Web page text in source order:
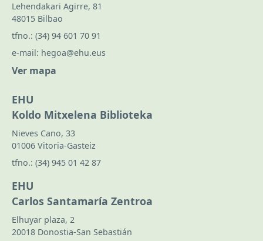
Lehendakari Agirre, 81
48015 Bilbao
tfno.: (34) 94 601 70 91
e-mail: hegoa@ehu.eus
Ver mapa
EHU
Koldo Mitxelena Biblioteka
Nieves Cano, 33
01006 Vitoria-Gasteiz
tfno.: (34) 945 01 42 87
EHU
Carlos Santamaría Zentroa
Elhuyar plaza, 2
20018 Donostia-San Sebastián